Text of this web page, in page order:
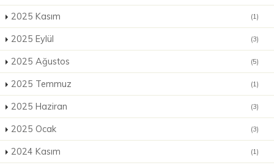
2025 Kasım (1)
2025 Eylül (3)
2025 Ağustos (5)
2025 Temmuz (1)
2025 Haziran (3)
2025 Ocak (3)
2024 Kasım (1)